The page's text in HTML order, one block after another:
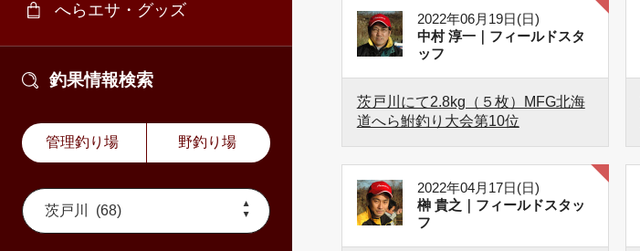
へらエサ・グッズ
釣果情報検索
管理釣り場 野釣り場
2022年06月19日(日)
中村 淳一｜フィールドスタ
ッフ
茨戸川にて2.8kg（５枚）MFG北海
道へら鮒釣り大会第10位
2022年04月17日(日)
榊 貴之｜フィールドスタッ
フ